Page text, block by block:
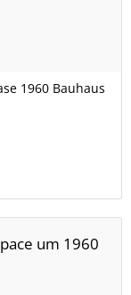
1960 Bauhaus